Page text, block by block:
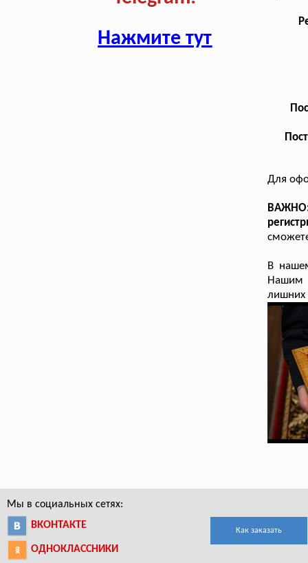
Нажмите тут
Для
ВАЖНО:
В
Нашим
лишних
Мы в социальных сетях:
ВКОНТАКТЕ
ОДНОКЛАССНИКИ
Как заказать